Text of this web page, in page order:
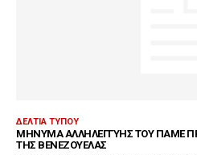
ΔΕΛΤΊΑ ΤΎΠΟΥ
ΜΉΝΥΜΑ ΑΛΛΗΛΕΓΓΎΗΣ ΤΟΥ ΠΑΜΕ
ΤΗΣ ΒΕΝΕΖΟΥΈΛΑΣ